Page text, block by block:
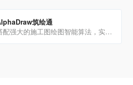
筑绘通
搭配强大的施工图绘图智能算法，实现绘图10倍提效